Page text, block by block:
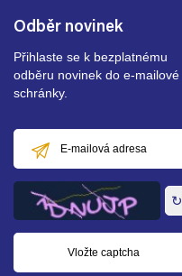
Odběr novinek
Přihlaste se k bezplatnému
odběru novinek do e-mailové
schránky.
mailová
adresa
↻